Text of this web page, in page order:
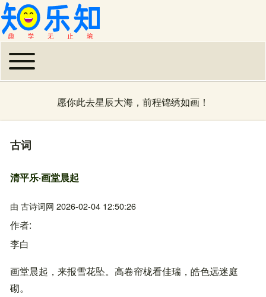
主导航
Toggle main menu
愿你此去星辰大海，前程锦绣如画！
古词
清平乐·画堂晨起
由 古诗词网 2026-02-04 12:50:26
作者
李白
画堂晨起，来报雪花坠。高卷帘栊看佳瑞，皓色远迷庭
砌。